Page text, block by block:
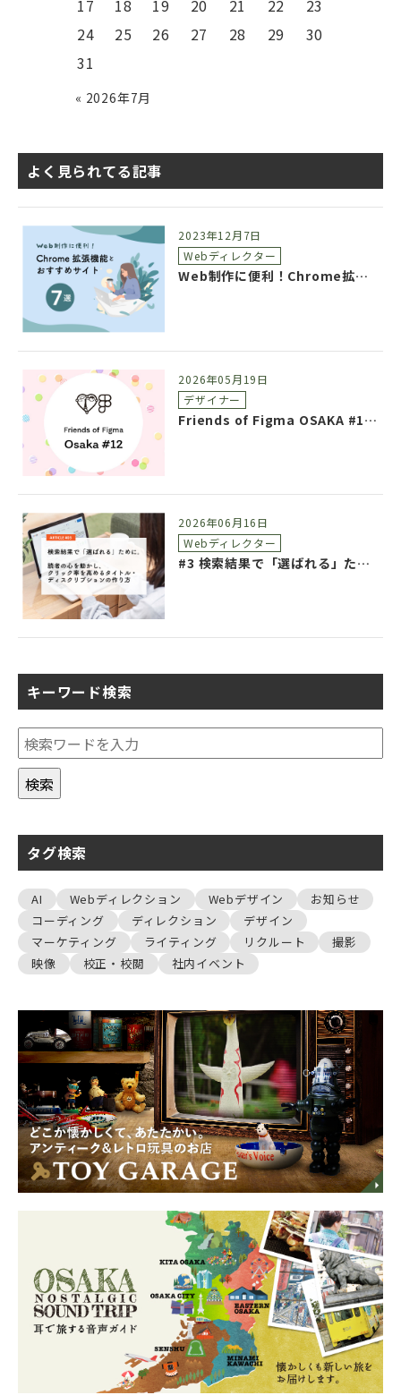
17 18 19 20 21 22
23
24
25 26 27 28 29
30
31
« 2026年7月
よく見られてる記事
2023年12月7日
Webディレクター
Web制作に便利！Chrome拡張機能とおすすめサイト7選
2026年05月19日
デザイナー
Friends of Figma OSAKA #12 参加レポート
2026年06月16日
Webディレクター
#3 検索結果で「選ばれる」ために。読者の心を動かし、クリック率を高めるタイトル・ディスクリプションの作り方
キーワード検索
タグ検索
AI Webディレクション Webデザイン
お知らせ
コーディング
ディレクション
デザイン
マーケティング
ライティング リクルート
撮影
映像
校正・校閲 社内イベント